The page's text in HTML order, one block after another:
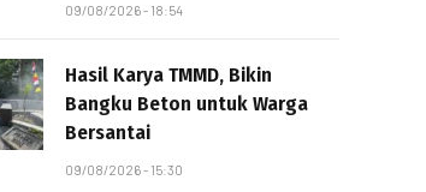
09/08/2026 - 18:54
Hasil Karya TMMD, Bikin
Bangku Beton untuk Warga
Bersantai
09/08/2026 - 15:30